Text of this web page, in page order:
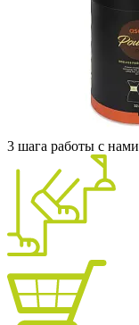
3 шага работы с нами